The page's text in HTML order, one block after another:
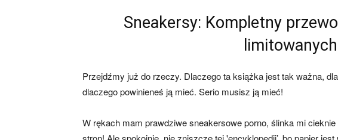
Sneakersy: Kompletny
limitowanych
Przejdźmy już do rzeczy. Dlaczego ta książka jest tak ważna,
dlaczego powinieneś ją mieć. Serio musisz ją mieć!
W rękach mam prawdziwe sneakersowe porno, ślinka mi